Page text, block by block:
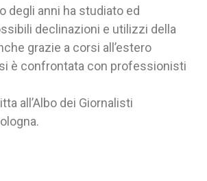
degli anni ha studiato ed
declinazioni e utilizzi della
grazie a corsi all’estero
è confrontata con professionisti
all’Albo dei Giornalisti